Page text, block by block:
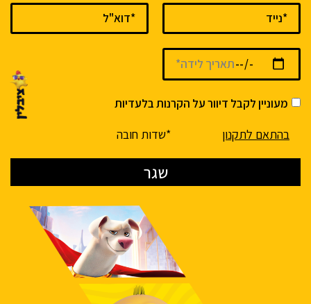
מעוניין לקבל דיוור על הקרנות בלעדיות
בהתאם לתקנון *שדות חובה
שגר